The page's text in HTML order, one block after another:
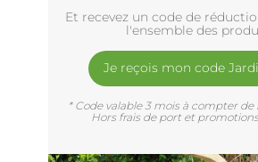
Et recevez un code de
l'ensemble des
Je reçois mon code
* Code valable 3 mois à compter de
Hors frais de port et